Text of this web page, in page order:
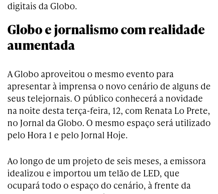
digitais da Globo.
Globo e jornalismo com realidade
aumentada
A Globo aproveitou o mesmo evento para
apresentar à imprensa o novo cenário de alguns de
seus telejornais. O público conhecerá a novidade
na noite desta terça-feira, 12, com Renata Lo Prete,
no Jornal da Globo. O mesmo espaço será utilizado
pelo Hora 1 e pelo Jornal Hoje.
Ao longo de um projeto de seis meses, a emissora
idealizou e importou um telão de LED, que
ocupará todo o espaço do cenário, à frente da